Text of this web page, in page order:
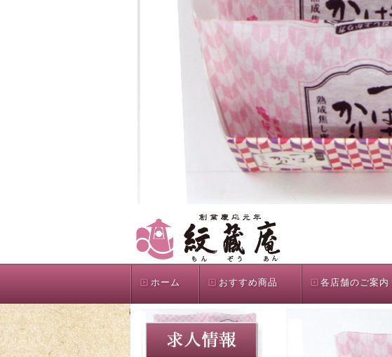
ホーム おすすめ商品 各店舗のご案内